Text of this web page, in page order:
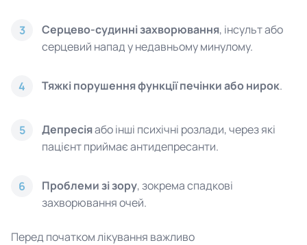
3 Серцево-судинні захворювання, інсульт або
серцевий напад у недавньому минулому.
4 Тяжкі порушення функції печінки або нирок.
5 Депресіяабо інші психічні розлади, через які
пацієнт приймає антидепресанти.
6 Проблеми зі зору, зокрема спадкові
захворювання очей.
Перед початком лікування важливо